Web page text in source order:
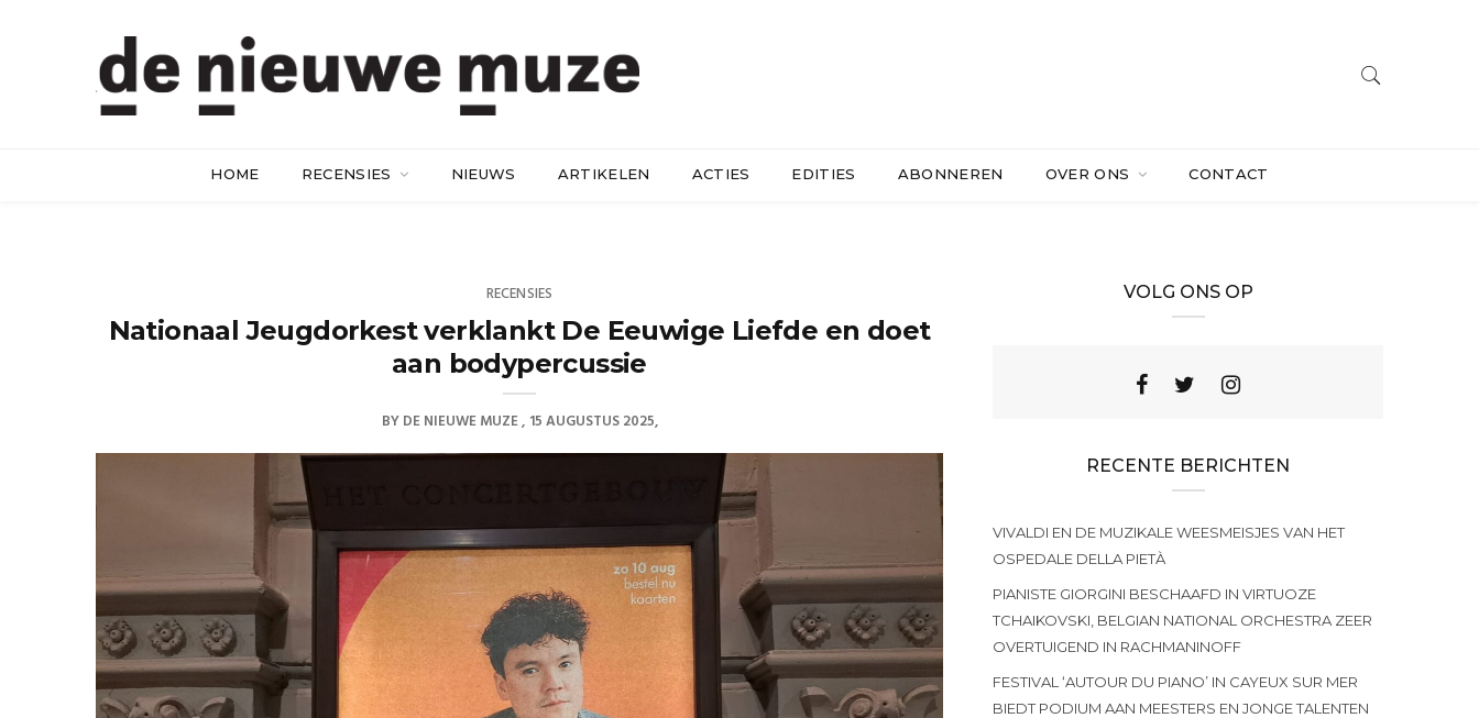
HOME RECENSIES NIEUWS ARTIKELEN ACTIES EDITIES ABONNEREN OVER ONS CONTACT
RECENSIES
Nationaal Jeugdorkest verklankt De Eeuwige Liefde en doet
aan bodypercussie
BYDE NIEUWE MUZE 15 AUGUSTUS 2025
VOLG ONS OP
RECENTE BERICHTEN
VIVALDI EN DE MUZIKALE WEESMEISJES VAN HET
OSPEDALE DELLA PIETÀ
PIANISTE GIORGINI BESCHAAFD IN VIRTUOZE
TCHAIKOVSKI, BELGIAN NATIONAL ORCHESTRA ZEER
OVERTUIGEND IN RACHMANINOFF
FESTIVAL ‘AUTOUR DU PIANO’ IN CAYEUX SUR MER
BIEDT PODIUM AAN MEESTERS EN JONGE TALENTEN